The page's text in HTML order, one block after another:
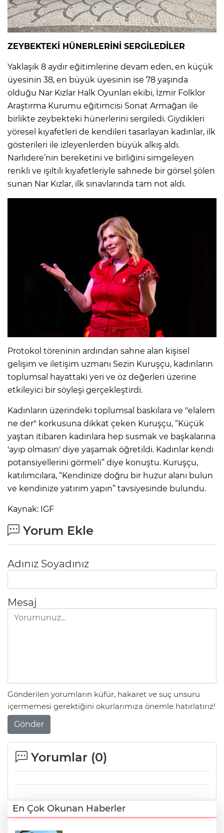
ZEYBEKTEKİ HÜNERLERİNİ SERGİLEDİLER
Yaklaşık 8 aydır eğitimlerine devam eden, en küçük
üyesinin 38, en büyük üyesinin ise 78 yaşında
olduğu Nar Kızlar Halk Oyunları ekibi, İzmir Folklor
Araştırma Kurumu eğitimcisi Sonat Armağan ile
birlikte zeybekteki hünerlerini sergiledi. Giydikleri
yöresel kıyafetleri de kendileri tasarlayan kadınlar, ilk
gösterileri ile izleyenlerden büyük alkış aldı.
Narlıdere’nin bereketini ve birliğini simgeleyen
renkli ve ışıltılı kıyafetleriyle sahnede bir görsel şölen
sunan Nar Kızlar, ilk sınavlarında tam not aldı.
Protokol töreninin ardından sahne alan kişisel
gelişim ve iletişim uzmanı Sezin Kuruşçu, kadınların
toplumsal hayattaki yeri ve öz değerleri üzerine
etkileyici bir söyleşi gerçekleştirdi.
Kadınların üzerindeki toplumsal baskılara ve "elalem
ne der" korkusuna dikkat çeken Kuruşçu, “Küçük
yaştan itibaren kadınlara hep susmak ve başkalarına
'ayıp olmasın' diye yaşamak öğretildi. Kadınlar kendi
potansiyellerini görmeli” diye konuştu. Kuruşçu,
katılımcılara, “Kendinize doğru bir huzur alanı bulun
ve kendinize yatırım yapın” tavsiyesinde bulundu.
Kaynak: IGF
Yorum Ekle
Adınız Soyadınız
Mesaj
Gönderilen yorumların küfür, hakaret ve suç unsuru
içermemesi gerektiğini okurlarımıza önemle hatırlatırız!
Gönder
Yorumlar (0)
En Çok Okunan Haberler